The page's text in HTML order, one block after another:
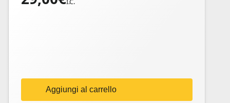
Aggiungi al carrello